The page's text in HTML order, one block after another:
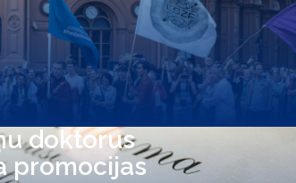
doktorus
promocijas